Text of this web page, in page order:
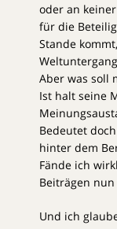
oder an
für die
Stande
Aber was soll
Ist halt seine
Bedeutet
hinter dem
Fände ich
Beiträgen
Und ich